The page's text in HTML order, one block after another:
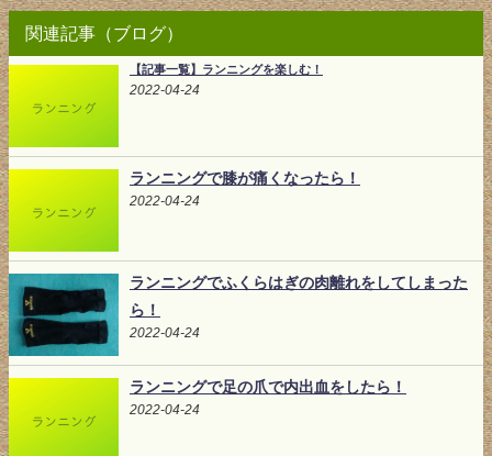
関連記事（ブログ）
【記事一覧】ランニングを楽しむ！
2022-04-24
ランニングで膝が痛くなったら！
2022-04-24
ランニングでふくらはぎの肉離れをしてしまった
ら！
2022-04-24
ランニングで足の爪で内出血をしたら！
2022-04-24